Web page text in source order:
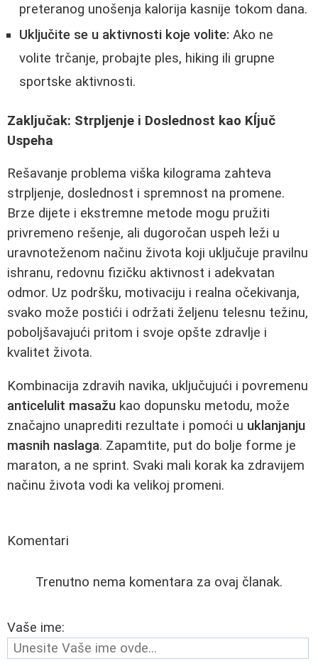
preteranog unošenja kalorija kasnije tokom dana.
Uključite se u aktivnosti koje volite: Ako ne
volite trčanje, probajte ples, hiking ili grupne
sportske aktivnosti.
Zaključak: Strpljenje i Doslednost kao Kĺjuč
Uspeha
Rešavanje problema viška kilograma zahteva
strpljenje, doslednost i spremnost na promene.
Brze dijete i ekstremne metode mogu pružiti
privremeno rešenje, ali dugoročan uspeh leži u
uravnoteženom načinu života koji uključuje pravilnu
ishranu, redovnu fizičku aktivnost i adekvatan
odmor. Uz podršku, motivaciju i realna očekivanja,
svako može postići i održati željenu telesnu težinu,
poboljšavajući pritom i svoje opšte zdravlje i
kvalitet života.
Kombinacija zdravih navika, uključujući i povremenu
anticelulit masažu kao dopunsku metodu, može
značajno unaprediti rezultate i pomoći u uklanjanju
masnih naslaga. Zapamtite, put do bolje forme je
maraton, a ne sprint. Svaki mali korak ka zdravijem
načinu života vodi ka velikoj promeni.
Komentari
Trenutno nema komentara za ovaj članak.
Vaše ime: